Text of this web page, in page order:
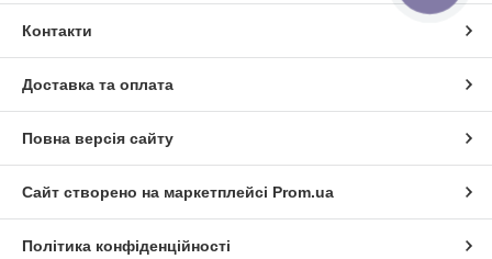
Контакти
Доставка та оплата
Повна версія сайту
Сайт створено на маркетплейсі Prom.ua
Політика конфіденційності